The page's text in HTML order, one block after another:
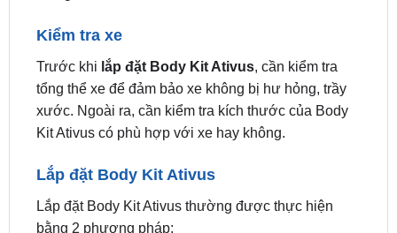
tổng thể xe để đảm bảo xe không bị hư hỏng, trầy
xước. Ngoài ra, cần kiểm tra kích thước của Body
Kit Ativus có phù hợp với xe hay không.
Lắp đặt Body Kit Ativus
bằng 2 phương pháp:
Lắp đặt Body Kit Ativus bằng keo dán: Đây là